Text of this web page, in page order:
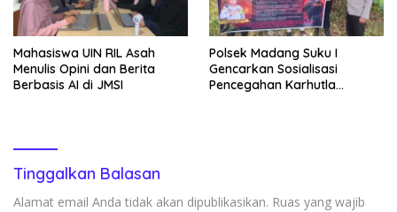
Mahasiswa UIN RIL Asah
Menulis Opini dan Berita
Berbasis AI di JMSI
Polsek Madang Suku I
Gencarkan Sosialisasi
Pencegahan Karhutla
Tinggalkan Balasan
Alamat email Anda tidak akan dipublikasikan. Ruas yang wajib